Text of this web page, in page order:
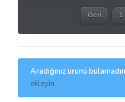
Geri 1
Aradığınız ürünü
ekleyin